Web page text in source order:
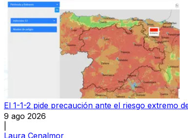
El 1-1-2 pide precaución ante el riesgo extremo
9 ago 2026
Laura Cenalmor